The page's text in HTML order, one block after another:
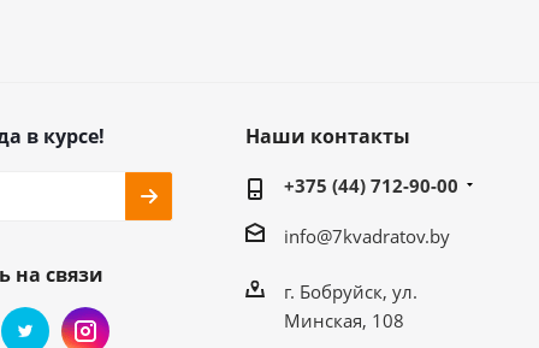
в курсе!
на связи
Наши контакты
+375 (44) 712-90-00
info@7kvadratov.by
г. Бобруйск, ул.
Минская, 108